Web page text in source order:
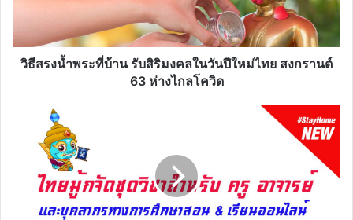
มงคล
ใน
สงกรานต์
วิธีสรงน้ำพระที่บ้าน รับสิริมงคลในวันปีใหม่ไทย สงกรานต์
63 ห่างไกลโควิด
สำหรับ